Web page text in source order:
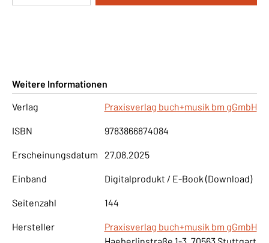
Weitere Informationen
Verlag
Praxisverlag buch+musik bm gGmbH
ISBN 9783866874084
Erscheinungsdatum 27.08.2025
Einband Digitalprodukt / E-Book (Download)
Seitenzahl 144
Hersteller
Praxisverlag buch+musik bm gGmbH
Haeberlinstraße 1-3, 70563 Stuttgart